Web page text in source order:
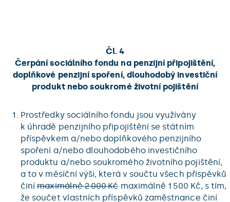
Čl. 4
Čerpání sociálního fondu na penzijní připojištění,
doplňkové penzijní spoření, dlouhodobý investiční
produkt nebo soukromé životní pojištění
Prostředky sociálního fondu jsou využívány
k úhradě penzijního připojištění se státním
příspěvkem a/nebo doplňkového penzijního
spoření a/nebo dlouhodobého investičního
produktu a/nebo soukromého životního pojištění,
a to v měsíční výši, která v součtu všech příspěvků
činímaximálně 2 000 Kčmaximálně 1 500 Kč, s tím,
že součet vlastních příspěvků zaměstnance činí